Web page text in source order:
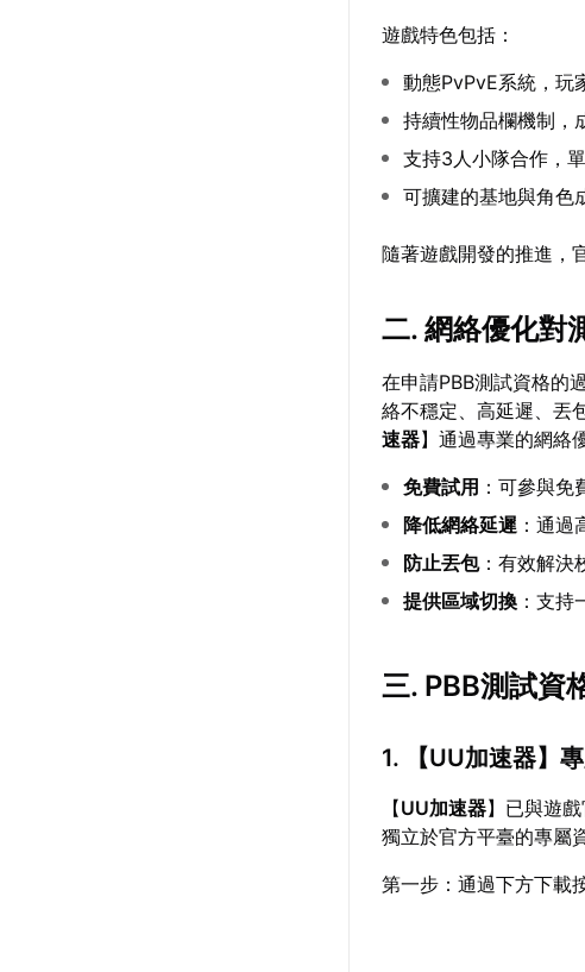
遊戲特色包括：
動態PvPvE系統，玩
持續性物品欄機制，
支持3人小隊合作，
可擴建的基地與角色
隨著遊戲開發的推進，
二. 網絡優化對
在申請PBB測試資格的
絡不穩定、高延遲、丟
速器】通過專業的網絡
免費試用 ：可參與
降低網絡延遲 ：通
防止丟包：有效解決
提供區域切換 ：支
三. PBB測試資
1. 【UU加速器】
【UU加速器】已與遊
獨立於官方平臺的專屬
第一步：通過下方下載